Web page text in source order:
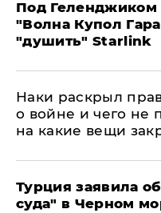
Под
"Волна Купол
"душить" Starlink
Наки раскрыл
о войне и чего не
на какие вещи
Турция заявила
суда" в Черном